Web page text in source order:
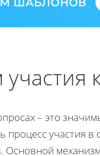
– это
процесс участия
Основной